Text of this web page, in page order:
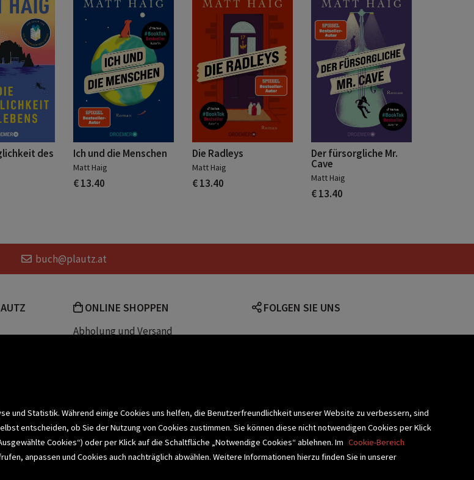
des Ich und die Menschen
Matt Haig
€ 13.40
Die Radleys
Matt Haig
€ 13.40
Der fürsorgliche Mr.
Cave
Matt Haig
€ 13.40
buch@plautz.at
ONLINE SHOPPEN
Abholung und Versand
FOLGEN SIE UNS
und Statistik. Während einige Cookies uns helfen, die Benutzerfreundlichkeit unserer Website zu verbessern, sind
entscheiden, ob Sie der Nutzung von Cookies zustimmen. Sie können diese nicht notwendigen Cookies per Klick
Cookies“) oder per Klick auf die Schaltfläche „Notwendige Cookies“ ablehnen. Im Cookie-Bereich
anpassen und Cookies auch nachträglich abwählen. Weitere Informationen hierzu finden Sie in unserer